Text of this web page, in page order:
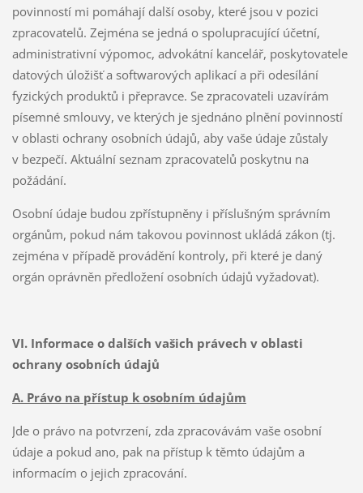
povinností mi pomáhají další osoby, které jsou v pozici
zpracovatelů. Zejména se jedná o spolupracující účetní,
administrativní výpomoc, advokátní kancelář, poskytovatele
datových úložišť a softwarových aplikací a při odesílání
fyzických produktů i přepravce. Se zpracovateli uzavírám
písemné smlouvy, ve kterých je sjednáno plnění povinností
v oblasti ochrany osobních údajů, aby vaše údaje zůstaly
v bezpečí. Aktuální seznam zpracovatelů poskytnu na
požádání.
Osobní údaje budou zpřístupněny i příslušným správním
orgánům, pokud nám takovou povinnost ukládá zákon (tj.
zejména v případě provádění kontroly, při které je daný
orgán oprávněn předložení osobních údajů vyžadovat).
VI. Informace o dalších vašich právech v oblasti
ochrany osobních údajů
A. Právo na přístup k osobním údajům
Jde o právo na potvrzení, zda zpracovávám vaše osobní
údaje a pokud ano, pak na přístup k těmto údajům a
informacím o jejich zpracování.